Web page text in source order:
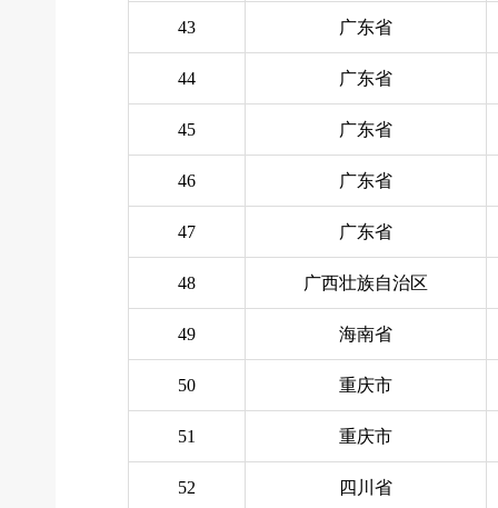
43 广东省
44 广东省
45 广东省
46 广东省
47 广东省
48 广西壮族自治区
49 海南省
50 重庆市
51 重庆市
52 四川省